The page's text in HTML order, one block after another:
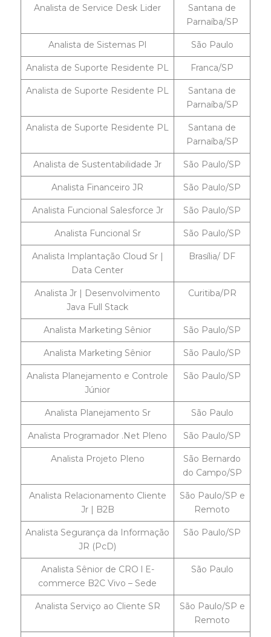
Analista de Service Desk Lider
Santana de
Parnaíba/SP
Analista de Sistemas Pl São Paulo
Analista de Suporte Residente PL Franca/SP
Analista de Suporte Residente PL
Santana de
Parnaíba/SP
Analista de Suporte Residente PL
Santana de
Parnaíba/SP
Analista de Sustentabilidade Jr São Paulo/SP
Analista Financeiro JR São Paulo/SP
Analista Funcional Salesforce Jr São Paulo/SP
Analista Funcional Sr São Paulo/SP
Analista Implantação Cloud Sr |
Data Center
Brasília/ DF
Analista Jr | Desenvolvimento
Java Full Stack
Curitiba/PR
Analista Marketing Sênior São Paulo/SP
Analista Marketing Sênior São Paulo/SP
Analista Planejamento e Controle
Júnior
São Paulo/SP
Analista Planejamento Sr São Paulo
Analista Programador .Net Pleno São Paulo/SP
Analista Projeto Pleno
São Bernardo
do Campo/SP
Analista Relacionamento Cliente
Jr | B2B
São Paulo/SP e
Remoto
Analista Segurança da Informação
JR (PcD)
São Paulo/SP
Analista Sênior de CRO l E-
commerce B2C Vivo – Sede
São Paulo
Analista Serviço ao Cliente SR
São Paulo/SP e
Remoto